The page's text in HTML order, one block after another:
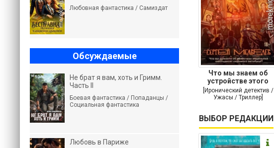
Что мы знаем об
устройстве этого
мира?
[Иронический детектив /
Ужасы / Триллер]
ВЫБОР РЕДАКЦИИ
Любовная фантастика / Самиздат
Обсуждаемые
Не брат я вам, хоть и Гримм.
Часть II
Боевая фантастика / Попаданцы /
Социальная фантастика
Любовь в Париже